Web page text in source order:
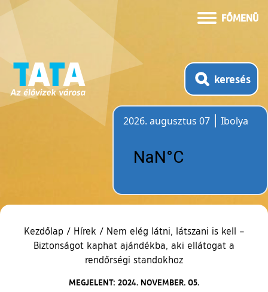
FŐMENÜ
keresés
2026. augusztus 07
Ibolya
Kezdőlap / Hírek / Nem elég látni, látszani is kell –
Biztonságot kaphat ajándékba, aki ellátogat a
rendőrségi standokhoz
MEGJELENT: 2024. NOVEMBER. 05.